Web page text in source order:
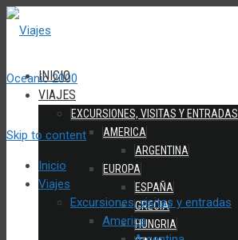
INICIO
VIAJES
EXCURSIONES, VISITAS Y ENTRADAS
AMERICA
ARGENTINA
EUROPA
ESPAÑA
GRECIA
HUNGRIA
Skip to content
Inicio
Viajes
Excursiones, visitas y entradas
America